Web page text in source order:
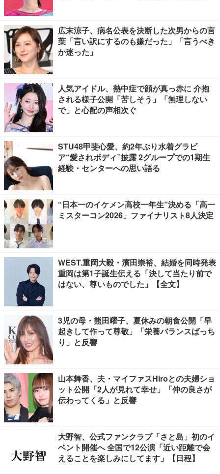
広末涼子、病名公表を決断した次男からの言
葉「言い訳にするのも嫌だった」「言うべき
か迷った」
人気アイドル、熱中症で顔が真っ赤に 介抱
される様子公開「苦しそう」「無理しない
で」と心配の声相次ぐ
STU48甲斐心愛、約2年ぶり水着グラビ
ア“愛されボディ”披露 2グループでの1期生
経験・センターへの思い語る
“日本一のイケメン高校一年生”決める「高一
ミスターコン2026」ファイナリスト8人決定
WEST.重岡大毅・濱田崇裕、結婚を同時発表
重岡は第1子誕生伝える「決して当たり前で
はない、尊いものでした」【全文】
3児の母・熊田曜子、夏休みの朝食公開「早
起きして作って尊敬」「栄養バランスばっち
り」と反響
山本舞香、夫・マイファスHiroとの夫婦ショ
ット公開「2人が見れて幸せ」「仲の良さが
伝わってくる」と反響
大野智、公式ファンクラブ「さと島」初のイ
ベント開催へ 全国で12公演「近い距離で会
えることを楽しみにしてます」【日程】